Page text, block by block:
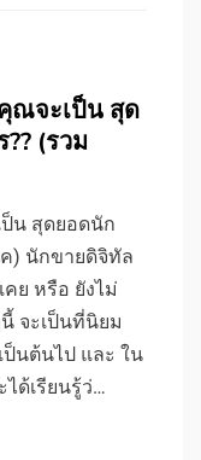
ณจะเป็น สุด
(รวม
น สุดยอดนัก
) นักขายดิจิทัล
ย หรือ ยังไม่
จะเป็นที่นิยม
นต้นไป และ ใน
ด้เรียนรู้ว่…